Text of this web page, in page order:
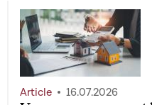
Article 16.07.2026